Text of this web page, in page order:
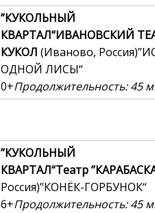
”КУКОЛЬНЫЙ
КВАРТАЛ“ИВАНОВСКИЙ
КУКОЛ (Иваново,
ОДНОЙ ЛИСЫ“
0+Продолжительность: 45
”КУКОЛЬНЫЙ
КВАРТАЛ“Театр”
Россия)”КОНЁК-ГОРБУНОК“
6+Продолжительность: 45